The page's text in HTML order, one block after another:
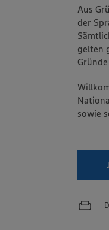
Aus
der
gelten
sowie